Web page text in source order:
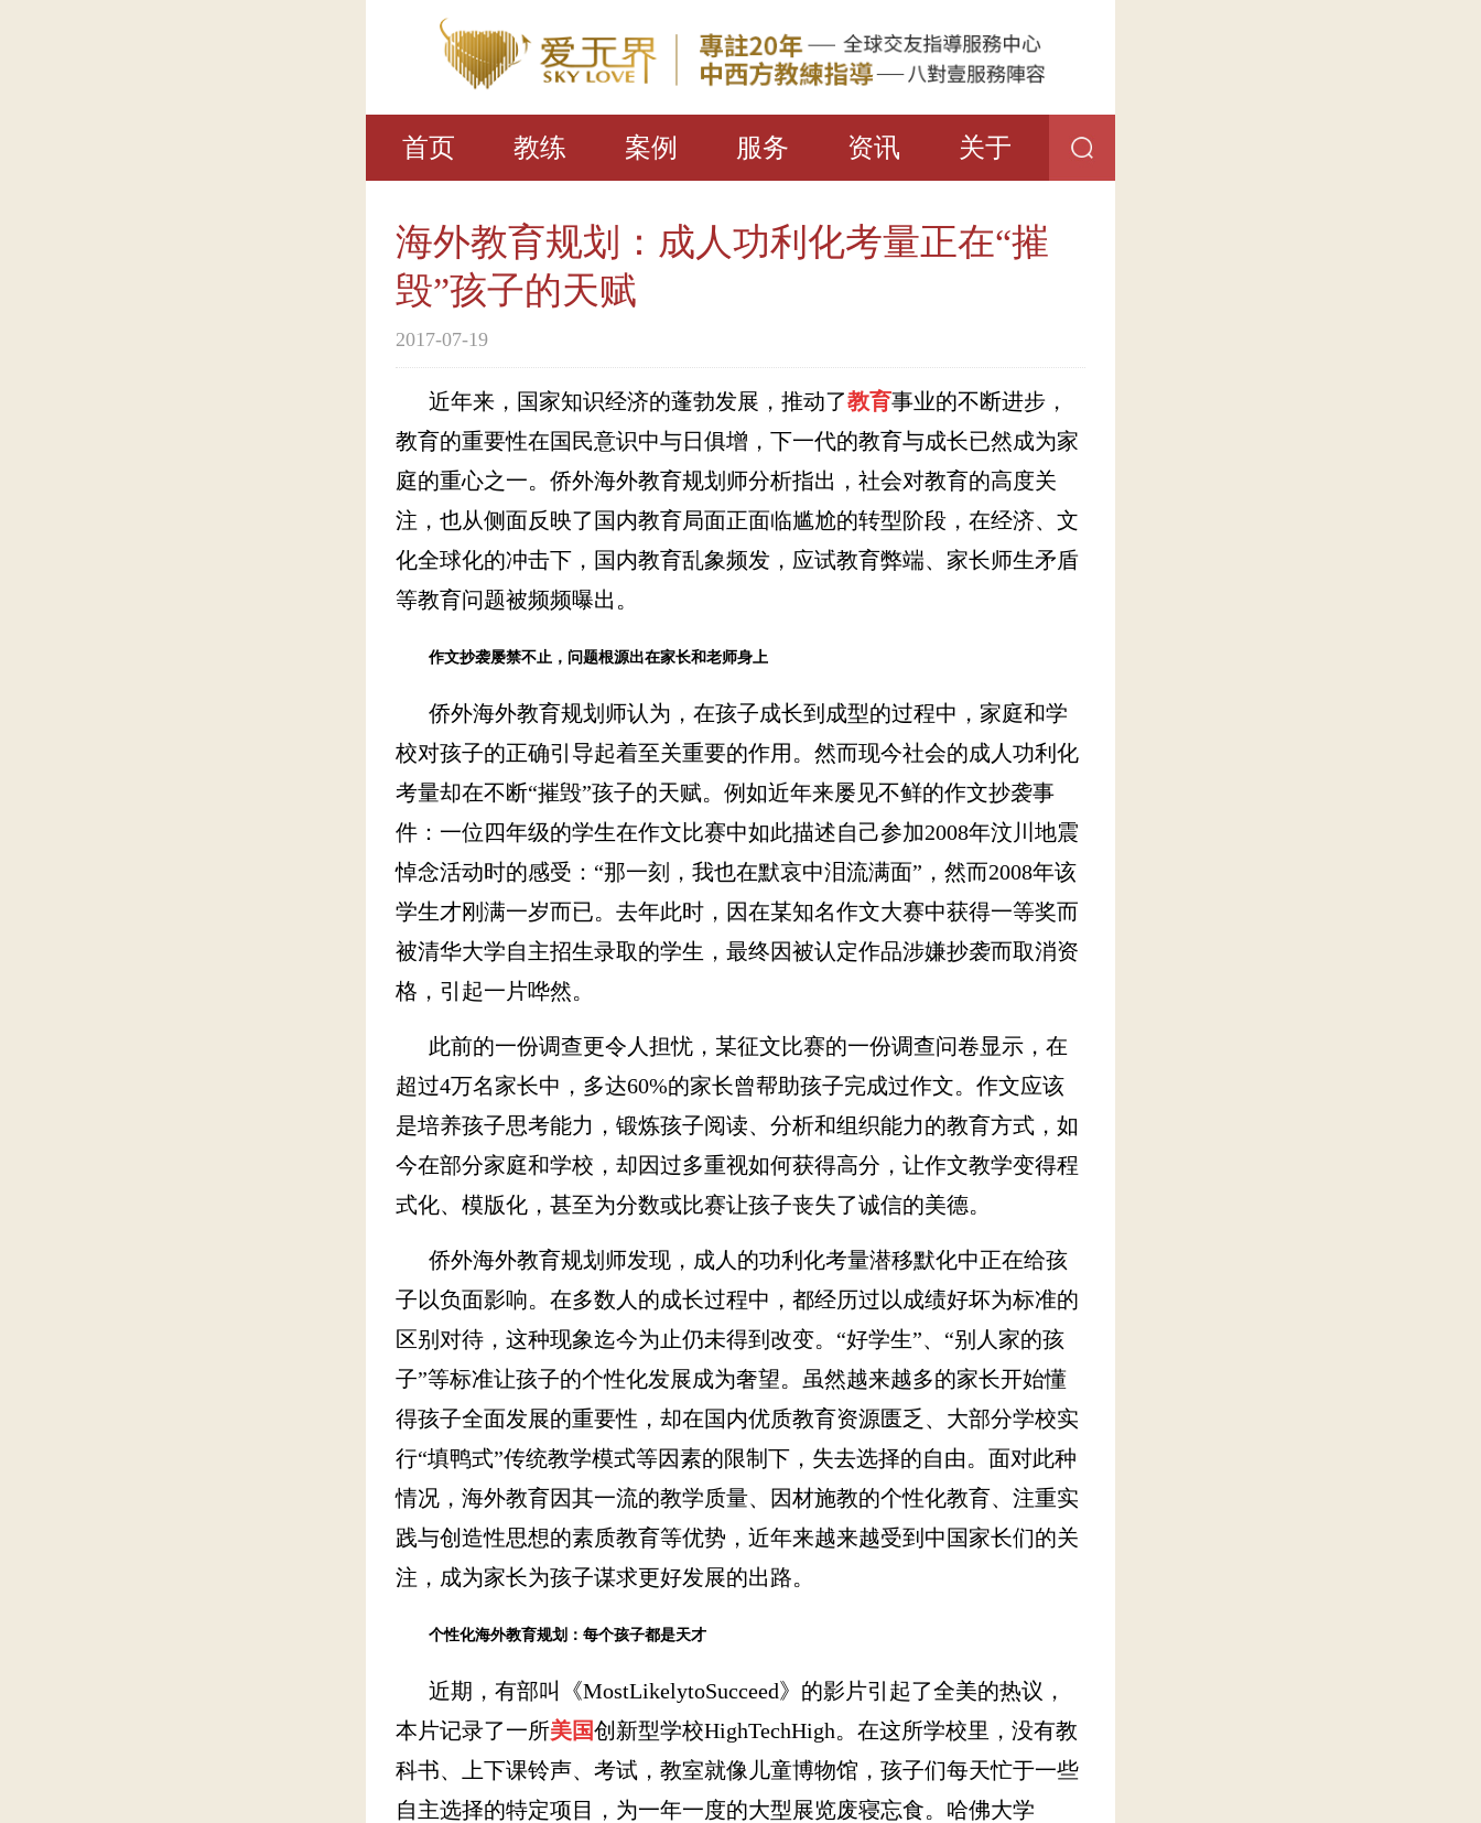
首页 教练 案例 服务 资讯 关于
海外教育规划：成人功利化考量正在“摧
毁”孩子的天赋
2017-07-19
近年来，国家知识经济的蓬勃发展，推动了教育事业的不断进步，
教育的重要性在国民意识中与日俱增，下一代的教育与成长已然成为家
庭的重心之一。侨外海外教育规划师分析指出，社会对教育的高度关
注，也从侧面反映了国内教育局面正面临尴尬的转型阶段，在经济、文
化全球化的冲击下，国内教育乱象频发，应试教育弊端、家长师生矛盾
等教育问题被频频曝出。
作文抄袭屡禁不止，问题根源出在家长和老师身上
侨外海外教育规划师认为，在孩子成长到成型的过程中，家庭和学
校对孩子的正确引导起着至关重要的作用。然而现今社会的成人功利化
考量却在不断“摧毁”孩子的天赋。例如近年来屡见不鲜的作文抄袭事
件：一位四年级的学生在作文比赛中如此描述自己参加2008年汶川地震
悼念活动时的感受：“那一刻，我也在默哀中泪流满面”，然而2008年该
学生才刚满一岁而已。去年此时，因在某知名作文大赛中获得一等奖而
被清华大学自主招生录取的学生，最终因被认定作品涉嫌抄袭而取消资
格，引起一片哗然。
此前的一份调查更令人担忧，某征文比赛的一份调查问卷显示，在
超过4万名家长中，多达60%的家长曾帮助孩子完成过作文。作文应该
是培养孩子思考能力，锻炼孩子阅读、分析和组织能力的教育方式，如
今在部分家庭和学校，却因过多重视如何获得高分，让作文教学变得程
式化、模版化，甚至为分数或比赛让孩子丧失了诚信的美德。
侨外海外教育规划师发现，成人的功利化考量潜移默化中正在给孩
子以负面影响。在多数人的成长过程中，都经历过以成绩好坏为标准的
区别对待，这种现象迄今为止仍未得到改变。“好学生”、“别人家的孩
子”等标准让孩子的个性化发展成为奢望。虽然越来越多的家长开始懂
得孩子全面发展的重要性，却在国内优质教育资源匮乏、大部分学校实
行“填鸭式”传统教学模式等因素的限制下，失去选择的自由。面对此种
情况，海外教育因其一流的教学质量、因材施教的个性化教育、注重实
践与创造性思想的素质教育等优势，近年来越来越受到中国家长们的关
注，成为家长为孩子谋求更好发展的出路。
个性化海外教育规划：每个孩子都是天才
近期，有部叫《MostLikelytoSucceed》的影片引起了全美的热议，
本片记录了一所美国创新型学校HighTechHigh。在这所学校里，没有教
科书、上下课铃声、考试，教室就像儿童博物馆，孩子们每天忙于一些
自主选择的特定项目，为一年一度的大型展览废寝忘食。哈佛大学